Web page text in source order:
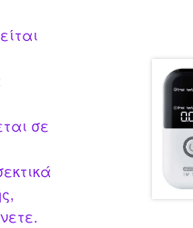
σε